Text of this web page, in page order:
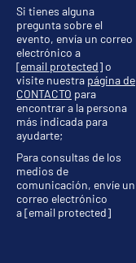
Si tienes alguna
pregunta sobre el
evento, envía un correo
electrónico a
[email protected]o
visite nuestra página de
CONTACTO para
encontrar a la persona
más indicada para
ayudarte;
Para consultas de los
medios de
comunicación, envíe un
correo electrónico
a[email protected]